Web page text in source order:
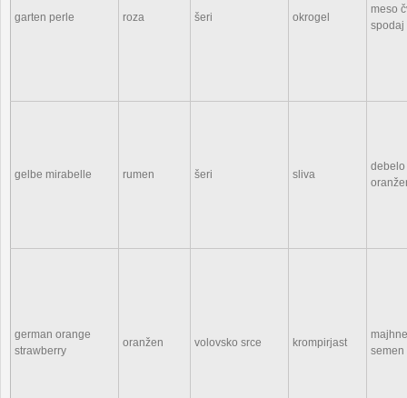
garten perle roza šeri okrogel
meso
spodaj
gelbe mirabelle rumen šeri sliva
debelo
german orange
strawberry
oranžen volovsko srce krompirjast
semen